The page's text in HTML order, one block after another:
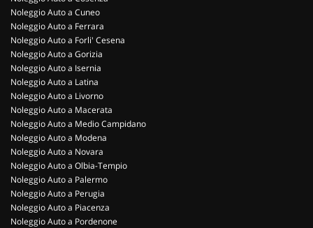
Noleggio Auto a Cuneo
Noleggio Auto a Ferrara
Noleggio Auto a Forli' Cesena
Noleggio Auto a Gorizia
Noleggio Auto a Isernia
Noleggio Auto a Latina
Noleggio Auto a Livorno
Noleggio Auto a Macerata
Noleggio Auto a Medio Campidano
Noleggio Auto a Modena
Noleggio Auto a Novara
Noleggio Auto a Olbia-Tempio
Noleggio Auto a Palermo
Noleggio Auto a Perugia
Noleggio Auto a Piacenza
Noleggio Auto a Pordenone